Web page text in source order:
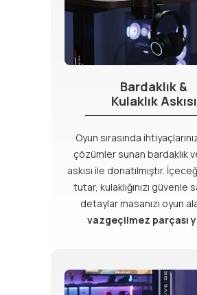
Bardaklık &
Kulaklık Askısı
Oyun sırasında
çözümler sunan bardaklık
askısı ile donatılmıştır.
tutar, kulaklığınızı güvenle
detaylar masanızı oyun
vazgeçilmez parçası